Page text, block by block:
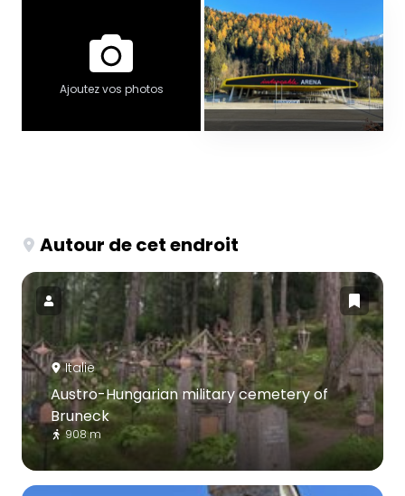
Ajoutez vos photos
Autour de cet endroit
Italie
Austro-Hungarian military cemetery of
Bruneck
908 m